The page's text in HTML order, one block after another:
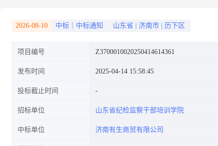
2026-08-10 中标｜中标通知 山东省 济南市 历下区
项目编号 Z3700010020250414614361
发布时间 2025-04-14 15:58:45
投标截止时间
招标单位 山东省纪检监察干部培训学院
中标单位 济南有生商贸有限公司